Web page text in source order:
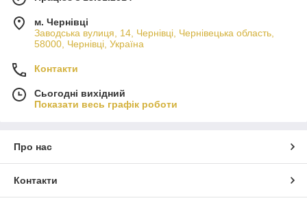
м. Чернівці
Заводська вулиця, 14, Чернівці, Чернівецька область,
58000, Чернівці, Україна
Контакти
Сьогодні вихідний
Показати весь графік роботи
Про нас
Контакти